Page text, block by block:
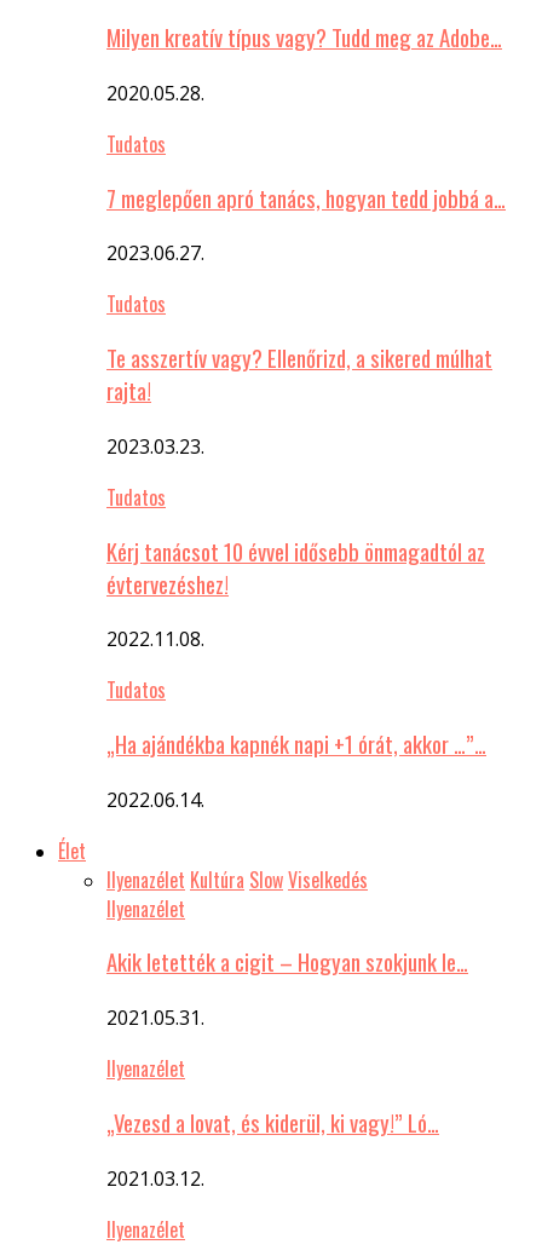
Milyen kreatív típus vagy? Tudd meg az Adobe…
2020.05.28.
Tudatos
7 meglepően apró tanács, hogyan tedd jobbá a…
2023.06.27.
Tudatos
Te asszertív vagy? Ellenőrizd, a sikered múlhat
rajta!
2023.03.23.
Tudatos
Kérj tanácsot 10 évvel idősebb önmagadtól az
évtervezéshez!
2022.11.08.
Tudatos
„Ha ajándékba kapnék napi +1 órát, akkor …”…
2022.06.14.
Élet
Ilyenazélet Kultúra SlowViselkedés
Ilyenazélet
Akik letették a cigit – Hogyan szokjunk le…
2021.05.31.
Ilyenazélet
„Vezesd a lovat, és kiderül, ki vagy!” Ló…
2021.03.12.
Ilyenazélet